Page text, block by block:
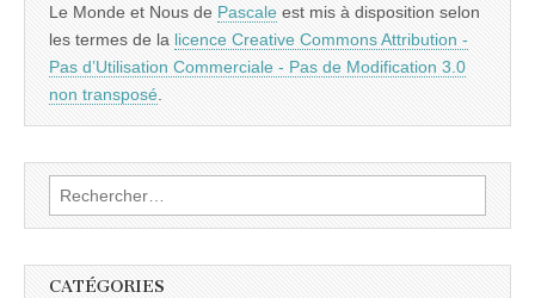
Le Monde et Nous de Pascale est mis à disposition selon
les termes de la licence Creative Commons Attribution -
Pas d’Utilisation Commerciale - Pas de Modification 3.0
non transposé
Rechercher :
CATÉGORIES